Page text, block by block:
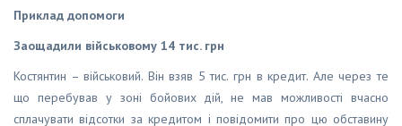
Приклад допомоги
Заощадили військовому 14 тис. грн
Костянтин – військовий. Він взяв 5 тис. грн в кредит. Але через те
що перебував у зоні бойових дій, не мав можливості вчасно
сплачувати відсотки за кредитом і повідомити про цю обставину